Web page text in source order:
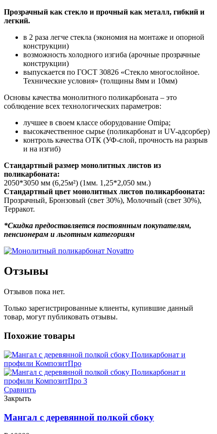
Прозрачный как стекло и прочный как металл, гибкий и
легкий.
в 2 раза легче стекла (экономия на монтаже и опорной
конструкции)
возможность холодного изгиба (арочные прозрачные
конструкции)
выпускается по ГОСТ 30826 «Стекло многослойное.
Технические условия» (толщины 8мм и 10мм)
Основы качества монолитного поликарбоната – это
соблюдение всех технологических параметров:
лучшее в своем классе оборудование Omipa;
высокачественное сырье (поликарбонат и UV-адсорбер)
контроль качества ОТК (УФ-слой, прочность на разрыв
и на изгиб)
Стандартный размер монолитных листов из
поликарбоната:
2050*3050 мм (6,25м²) (1мм. 1,25*2,050 мм.)
Стандартный цвет монолитных листов поликарбооната:
Прозрачный, Бронзовый (свет 30%), Молочный (свет 30%),
Терракот.
*Скидка предоставляется постоянным покупателям,
пенсионерам и льготным категориям
Отзывы
Отзывов пока нет.
Только зарегистрированные клиенты, купившие данный
товар, могут публиковать отзывы.
Похожие товары
Сравнить
Закрыть
Мангал с деревянной полкой сбоку